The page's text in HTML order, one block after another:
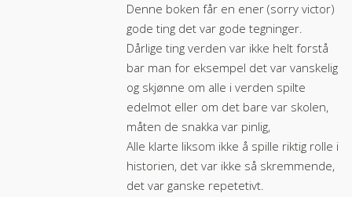
Denne boken får en ener (sorry victor)
gode ting det var gode tegninger.
Dårlige ting verden var ikke helt forstå
bar man for eksempel det var vanskelig
og skjønne om alle i verden spilte
edelmot eller om det bare var skolen,
måten de snakka var pinlig,
Alle klarte liksom ikke å spille riktig rolle i
historien, det var ikke så skremmende,
det var ganske repetetivt.